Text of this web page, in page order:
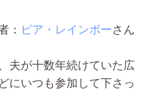
： ピア・レインボーさん
夫が十数年続けていた広
にいつも参加して下さっ